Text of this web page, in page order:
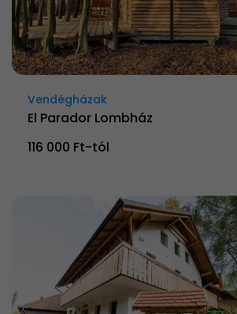
Vendégházak
El Parador Lombház
116 000 Ft-tól